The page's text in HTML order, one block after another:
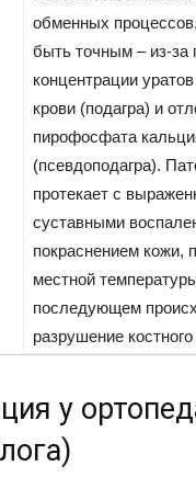
обменных
быть точным – из-за
концентрации
крови (подагра) и
пирофосфата
(псевдоподагра).
протекает с
суставными
покраснением кожи,
местной
последующем
разрушение
у